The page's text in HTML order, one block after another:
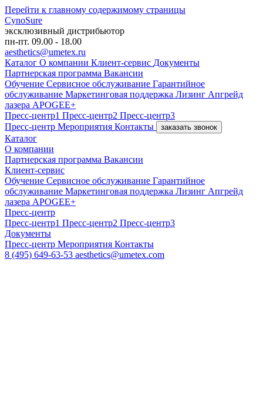
Перейти к главному содержимому страницы
CynoSure
эксклюзивный дистрибьютор
пн-пт. 09.00 - 18.00
aesthetics@umetex.ru
Каталог О компании Клиент-сервис Документы
Партнерская программа Вакансии
Обучение Сервисное обслуживание Гарантийное
обслуживание Маркетинговая поддержка Лизинг Апгрейд
лазера APOGEE+
Пресс-центр1 Пресс-центр2 Пресс-центр3
Пресс-центр Мероприятия Контакты заказать звонок
Каталог
О компании
Партнерская программа Вакансии
Клиент-сервис
Обучение Сервисное обслуживание Гарантийное
обслуживание Маркетинговая поддержка Лизинг Апгрейд
лазера APOGEE+
Пресс-центр
Пресс-центр1 Пресс-центр2 Пресс-центр3
Документы
Пресс-центр Мероприятия Контакты
8 (495) 649-63-53 aesthetics@umetex.com